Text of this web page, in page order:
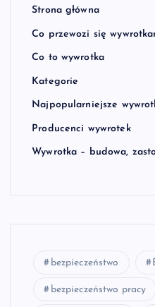
Strona główna
Co przewozi się
Co to wywrotka
Kategorie
Najpopularniejsze
Producenci wywrotek
Wywrotka – budowa,
bezpieczeństwo
bezpieczeństwo pracy